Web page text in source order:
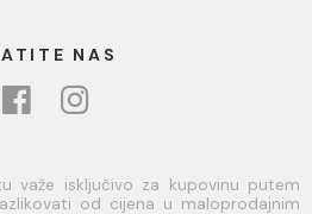
NAS
važe isključivo za kupovinu putem
od cijena u maloprodajnim